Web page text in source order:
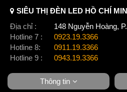
Các ứng dụng
Sieuthidenled.com là một đơn
chuyên nghiệp có mặt trên thị
SIÊU THỊ ĐÈN LED HỒ CHÍ
Địa chỉ :
148 Nguyễn Hoàng,
Hotline 7 :
0923.19.3366
Hotline 8:
0911.19.3366
Hotline 9 :
0943.19.3366
Thông tin